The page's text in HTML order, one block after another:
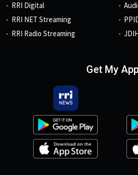
RRI Digital
RRI NET Streaming
RRI Radio Streaming
Get My